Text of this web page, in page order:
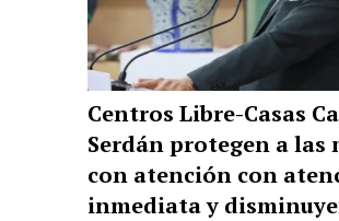
Centros Libre-Casas
Serdán protegen a las
con atención con
inmediata y